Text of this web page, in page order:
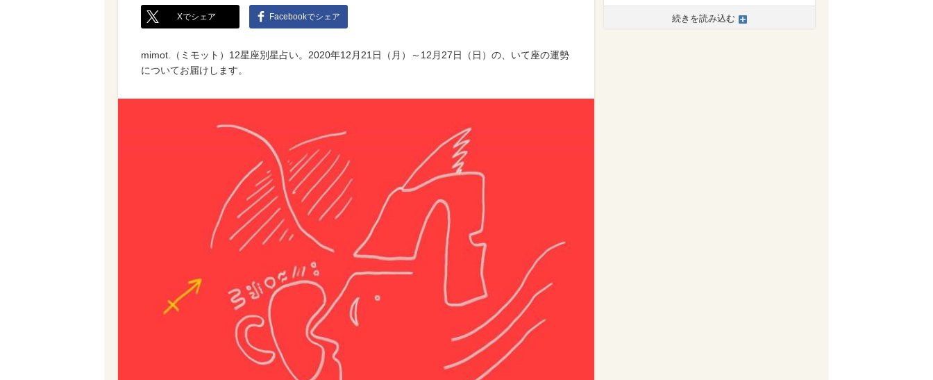
Xでシェア Facebookでシェア
mimot.（ミモット）12星座別星占い。2020年12月21日（月）～12月27日（日）の、いて座の運勢
についてお届けします。
続きを読み込む